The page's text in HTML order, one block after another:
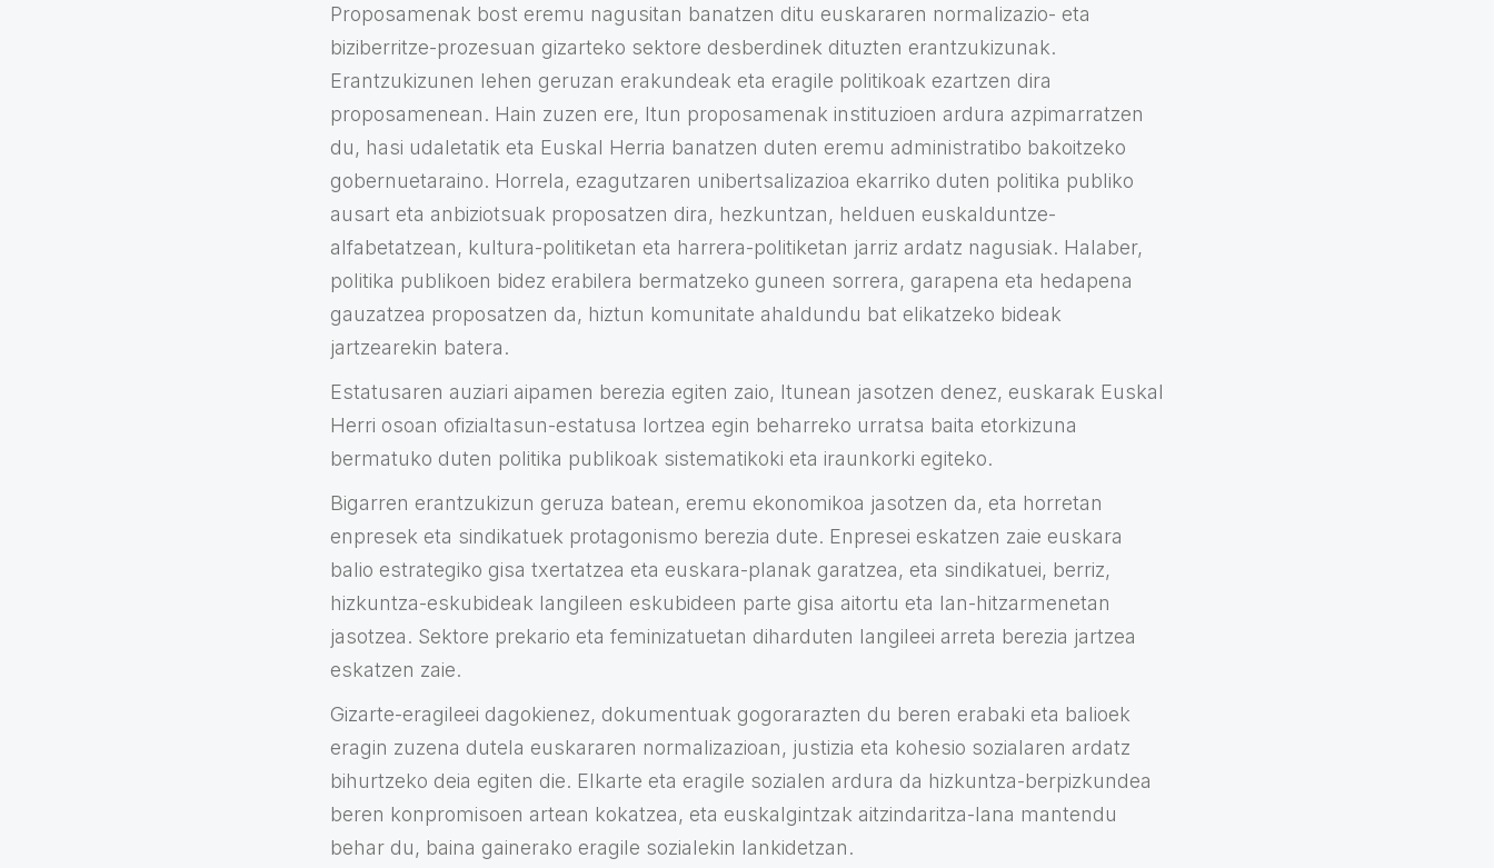
Proposamenak bost eremu nagusitan banatzen ditu euskararen normalizazio- eta
biziberritze-prozesuan gizarteko sektore desberdinek dituzten erantzukizunak.
Erantzukizunen lehen geruzan erakundeak eta eragile politikoak ezartzen dira
proposamenean. Hain zuzen ere, Itun proposamenak instituzioen ardura azpimarratzen
du, hasi udaletatik eta Euskal Herria banatzen duten eremu administratibo bakoitzeko
gobernuetaraino. Horrela, ezagutzaren unibertsalizazioa ekarriko duten politika publiko
ausart eta anbiziotsuak proposatzen dira, hezkuntzan, helduen euskalduntze-
alfabetatzean, kultura-politiketan eta harrera-politiketan jarriz ardatz nagusiak. Halaber,
politika publikoen bidez erabilera bermatzeko guneen sorrera, garapena eta hedapena
gauzatzea proposatzen da, hiztun komunitate ahaldundu bat elikatzeko bideak
jartzearekin batera.
Estatusaren auziari aipamen berezia egiten zaio, Itunean jasotzen denez, euskarak Euskal
Herri osoan ofizialtasun-estatusa lortzea egin beharreko urratsa baita etorkizuna
bermatuko duten politika publikoak sistematikoki eta iraunkorki egiteko.
Bigarren erantzukizun geruza batean, eremu ekonomikoa jasotzen da, eta horretan
enpresek eta sindikatuek protagonismo berezia dute. Enpresei eskatzen zaie euskara
balio estrategiko gisa txertatzea eta euskara-planak garatzea, eta sindikatuei, berriz,
hizkuntza-eskubideak langileen eskubideen parte gisa aitortu eta lan-hitzarmenetan
jasotzea. Sektore prekario eta feminizatuetan diharduten langileei arreta berezia jartzea
eskatzen zaie.
Gizarte-eragileei dagokienez, dokumentuak gogorarazten du beren erabaki eta balioek
eragin zuzena dutela euskararen normalizazioan, justizia eta kohesio sozialaren ardatz
bihurtzeko deia egiten die. Elkarte eta eragile sozialen ardura da hizkuntza-berpizkundea
beren konpromisoen artean kokatzea, eta euskalgintzak aitzindaritza-lana mantendu
behar du, baina gainerako eragile sozialekin lankidetzan.